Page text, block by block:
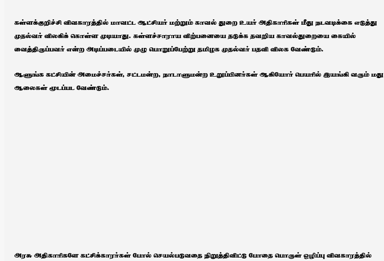
கள்ளக்குறிச்சி விவகாரத்தில் மாவட்ட ஆட்சியர் மற்றும் காவல் துறை உயர் அதிகாரிகள் மீது நடவடிக்கை எடுத்து
முதல்வர் விலகிக் கொள்ள முடியாது. கள்ளச்சாராய விற்பனையை தடுக்க தவறிய காவல்துறையை கையில்
வைத்திருப்பவர் என்ற அடிப்படையில் முழு பொறுப்பேற்று தமிழக முதல்வர் பதவி விலக வேண்டும்.
ஆளுங்க கட்சியின் அமைச்சர்கள், சட்டமன்ற, நாடாளுமன்ற உறுப்பினர்கள் ஆகியோர் பெயரில் இயங்கி வரும் மது
ஆலைகள் மூடப்பட வேண்டும்.
அரசு அதிகாரிகளே கட்சிக்காரர்கள் போல் செயல்படுவதை நிறுத்திவிட்டு போதை பொருள் ஒழிப்பு விவகாரத்தில்